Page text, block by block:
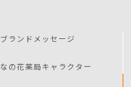
ブランドメッセージ
なの花薬局キャラクター